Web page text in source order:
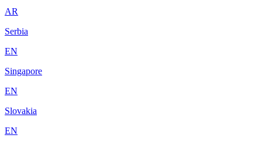
AR
Serbia
EN
Singapore
EN
Slovakia
EN